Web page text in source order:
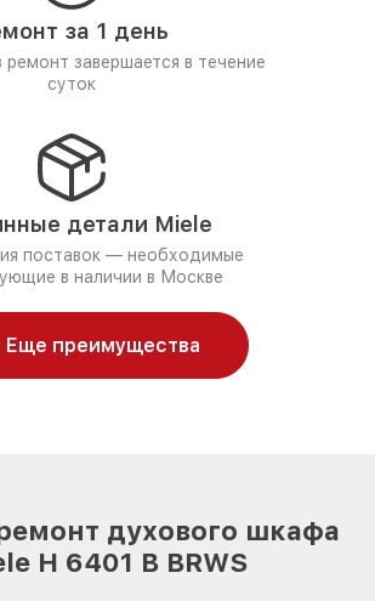
за 1 день
ремонт завершается в течение
суток
детали Miele
поставок — необходимые
в наличии в Москве
Еще преимущества
духового шкафа
H 6401 B BRWS